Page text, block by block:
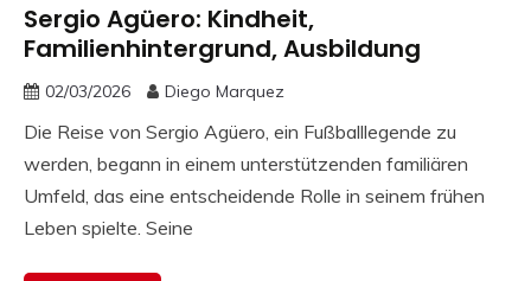
Sergio Agüero: Kindheit,
Familienhintergrund, Ausbildung
02/03/2026 Diego Marquez
Die Reise von Sergio Agüero, ein Fußballlegende zu
werden, begann in einem unterstützenden familiären
Umfeld, das eine entscheidende Rolle in seinem frühen
Leben spielte. Seine